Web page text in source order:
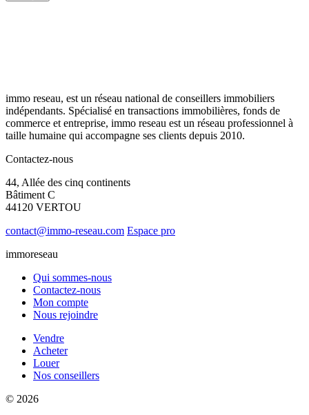
immo reseau, est un réseau national de conseillers immobiliers
indépendants. Spécialisé en transactions immobilières, fonds de
commerce et entreprise, immo reseau est un réseau professionnel à
taille humaine qui accompagne ses clients depuis 2010.
Contactez-nous
44, Allée des cinq continents
Bâtiment C
44120 VERTOU
contact@immo-reseau.com Espace pro
immoreseau
Qui sommes-nous
Contactez-nous
Mon compte
Nous rejoindre
Vendre
Acheter
Louer
Nos conseillers
© 2026